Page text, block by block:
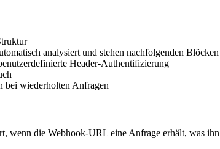
analysiert und stehen nachfolgenden
Header-Authentifizierung
bei wiederholten Anfragen
wenn die Webhook-URL eine Anfrage erhält, was